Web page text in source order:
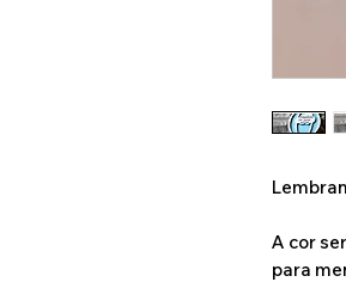
A cor
para